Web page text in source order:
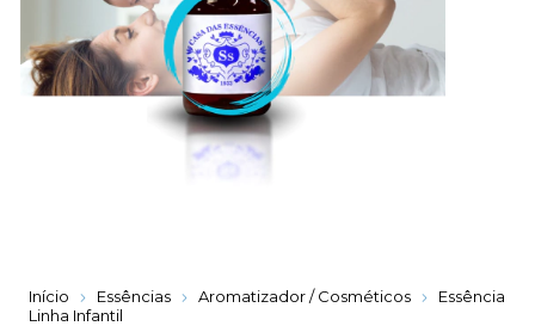
Início Essências Aromatizador / Cosméticos
Essência
Linha Infantil